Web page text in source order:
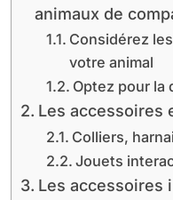
animaux de
Considérez
votre animal
Optez pour la
Les accessoires
Colliers,
Jouets
Les accessoires